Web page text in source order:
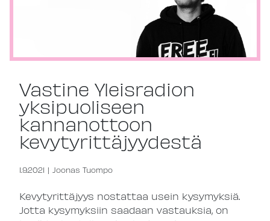
Vastine Yleisradion
yksipuoliseen
kannanottoon
kevytyrittäjyydestä
1.9.2021 | Joonas Tuompo
Kevytyrittäjyys nostattaa usein kysymyksiä.
Jotta kysymyksiin saadaan vastauksia, on